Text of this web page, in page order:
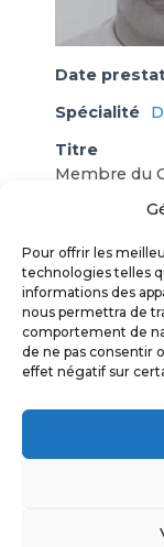
Pour offrir les
technologies telles
informations des
nous permettra de
comportement de
de ne pas consentir
effet négatif sur
Date
Spécialité
Titre
Membre du
Adresse
60 Avenue
82202
Téléphone
© 2017
MENTIONS